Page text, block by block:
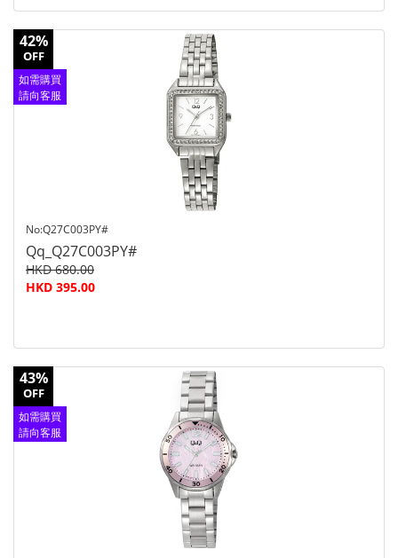
42%
OFF
如需購買
請向客服
No:Q27C003PY#
Qq_Q27C003PY#
HKD 680.00
HKD 395.00
43%
OFF
如需購買
請向客服